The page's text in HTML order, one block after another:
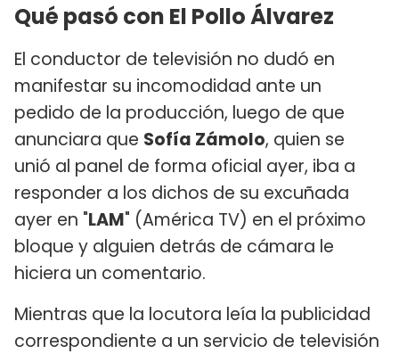
Qué pasó con El Pollo Álvarez
El conductor de televisión no dudó en
manifestar su incomodidad ante un
pedido de la producción, luego de que
anunciara que Sofía Zámolo, quien se
unió al panel de forma oficial ayer, iba a
responder a los dichos de su excuñada
ayer en "LAM" (América TV) en el próximo
bloque y alguien detrás de cámara le
hiciera un comentario.
Mientras que la locutora leía la publicidad
correspondiente a un servicio de televisión